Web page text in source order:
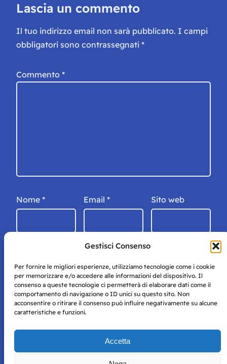
Gestisci Consenso
Per fornire le migliori esperienze, utilizziamo tecnologie come i cookie
per memorizzare e/o accedere alle informazioni del dispositivo. Il
consenso a queste tecnologie ci permetterà di elaborare dati come il
comportamento di navigazione o ID unici su questo sito. Non
acconsentire o ritirare il consenso può influire negativamente su alcune
caratteristiche e funzioni.
Accetta
Lascia un commento
Il tuo indirizzo email non sarà pubblicato. I campi
obbligatori sono contrassegnati *
Commento *
Nome * Email * Sito web
Storie di Napoli è una testata registrata presso il tribunale di